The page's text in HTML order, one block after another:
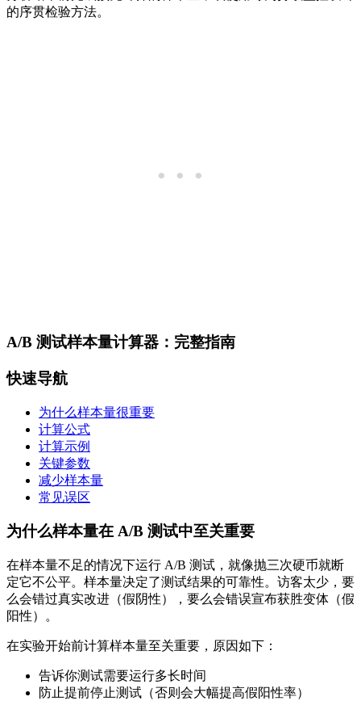
的序贯检验方法。
A/B 测试样本量计算器：完整指南
快速导航
为什么样本量很重要
计算公式
计算示例
关键参数
减少样本量
常见误区
为什么样本量在 A/B 测试中至关重要
在样本量不足的情况下运行 A/B 测试，就像抛三次硬币就断
定它不公平。样本量决定了测试结果的可靠性。访客太少，要
么会错过真实改进（假阴性），要么会错误宣布获胜变体（假
阳性）。
在实验开始前计算样本量至关重要，原因如下：
告诉你测试需要运行多长时间
防止提前停止测试（否则会大幅提高假阳性率）